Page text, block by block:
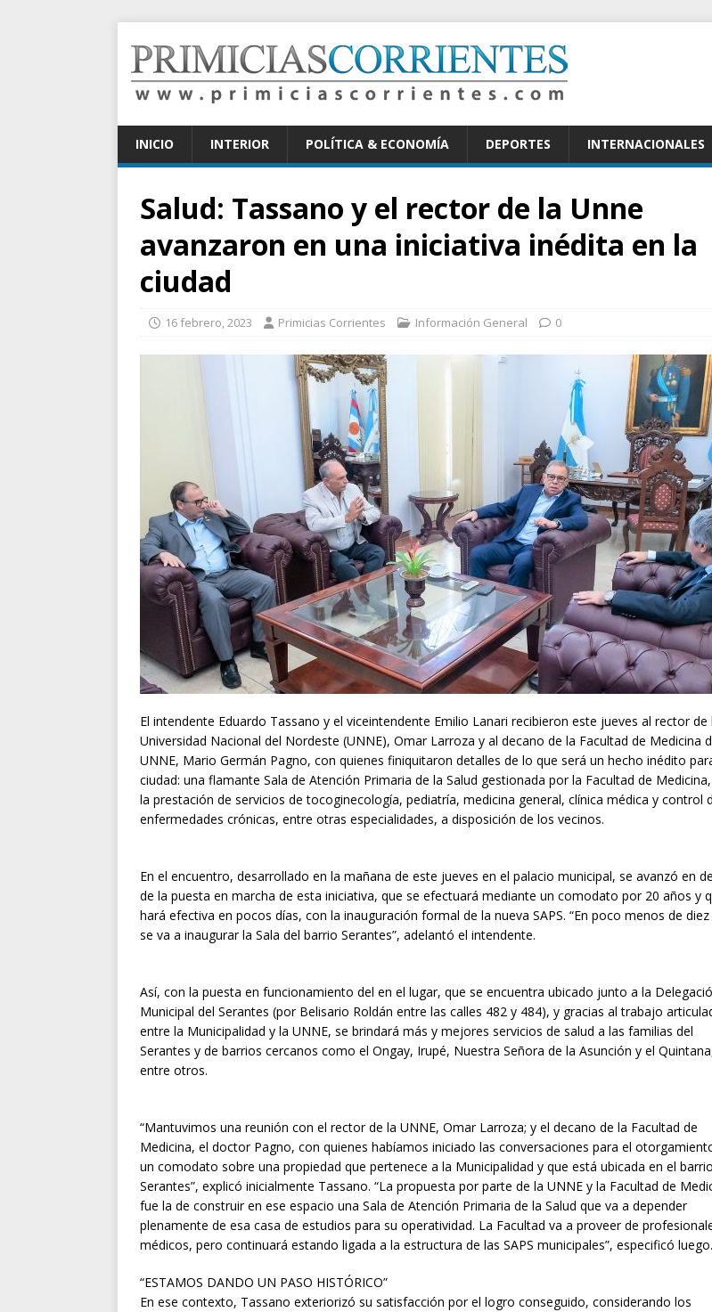
INICIO INTERIOR POLÍTICA & ECONOMÍA DEPORTES INTERNACIONALES
Salud: Tassano y el rector de la Unne
avanzaron en una iniciativa inédita en la
ciudad
16 febrero, 2023 Primicias Corrientes Información General 0
El intendente Eduardo Tassano y el viceintendente Emilio Lanari recibieron este jueves al rector de
Universidad Nacional del Nordeste (UNNE), Omar Larroza y al decano de la Facultad de Medicina
UNNE, Mario Germán Pagno, con quienes finiquitaron detalles de lo que será un hecho inédito
ciudad: una flamante Sala de Atención Primaria de la Salud gestionada por la Facultad de
la prestación de servicios de tocoginecología, pediatría, medicina general, clínica médica y control
enfermedades crónicas, entre otras especialidades, a disposición de los vecinos.
En el encuentro, desarrollado en la mañana de este jueves en el palacio municipal, se avanzó en
de la puesta en marcha de esta iniciativa, que se efectuará mediante un comodato por 20 años y
hará efectiva en pocos días, con la inauguración formal de la nueva SAPS. “En poco menos de diez
se va a inaugurar la Sala del barrio Serantes”, adelantó el intendente.
Así, con la puesta en funcionamiento del en el lugar, que se encuentra ubicado junto a la
Municipal del Serantes (por Belisario Roldán entre las calles 482 y 484), y gracias al trabajo
entre la Municipalidad y la UNNE, se brindará más y mejores servicios de salud a las familias del
Serantes y de barrios cercanos como el Ongay, Irupé, Nuestra Señora de la Asunción y el
entre otros.
“Mantuvimos una reunión con el rector de la UNNE, Omar Larroza; y el decano de la Facultad de
Medicina, el doctor Pagno, con quienes habíamos iniciado las conversaciones para el
un comodato sobre una propiedad que pertenece a la Municipalidad y que está ubicada en el barrio
Serantes”, explicó inicialmente Tassano. “La propuesta por parte de la UNNE y la Facultad de
fue la de construir en ese espacio una Sala de Atención Primaria de la Salud que va a depender
plenamente de esa casa de estudios para su operatividad. La Facultad va a proveer de
médicos, pero continuará estando ligada a la estructura de las SAPS municipales”, especificó luego.
“ESTAMOS DANDO UN PASO HISTÓRICO”
En ese contexto, Tassano exteriorizó su satisfacción por el logro conseguido, considerando los